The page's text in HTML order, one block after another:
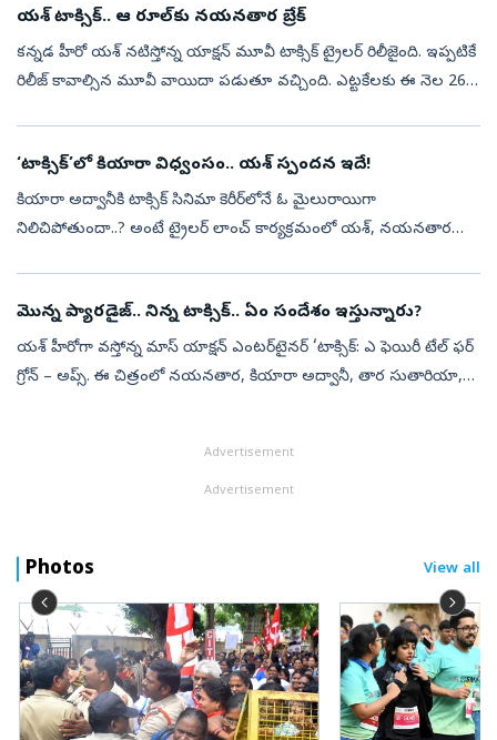
యశ్ టాక్సిక్.. ఆ రూల్‌కు నయనతార బ్రేక్
కన్నడ హీరో యశ్ నటిస్తోన్న యాక్షన్‌ మూవీ టాక్సిక్ ట్రైలర్ రిలీజైంది. ఇప్పటికే
రిలీజ్ కావాల్సిన మూవీ వాయిదా పడుతూ వచ్చింది. ఎట్టకేలకు ఈ నెల 26న
‘టాక్సిక్‌’లో కియారా విధ్వంసం.. యశ్‌ స్పందన ఇదే!
కియారా అద్వానీకి టాక్సిక్‌ సినిమా కెరీర్‌లోనే ఓ మైలురాయిగా
నిలిచిపోతుందా..? అంటే ట్రైలర్‌ లాంచ్‌ కార్యక్రమంలో యశ్‌, నయనతార
మొన్న ప్యారడైజ్.. నిన్న టాక్సిక్.. ఏం సందేశం ఇస్తున్నారు?
యశ్ హీరోగా వస్తోన్న మాస్ యాక్షన్‌ ఎంటర్‌టైనర్‌ ‘టాక్సిక్‌: ఎ ఫెయిరీ టేల్‌ ఫర్‌
గ్రోన్‌ – అప్స్‌. ఈ చిత్రంలో నయనతార, కియారా అద్వానీ, తార సుతారియా,
Advertisement
Advertisement
Photos View all